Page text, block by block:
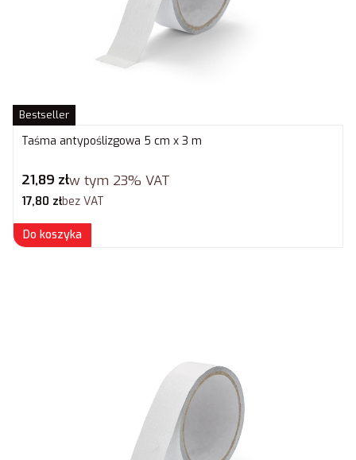
Bestseller
Taśma antypoślizgowa 5 cm x 3 m
Cena brutto
21,89 złw tym 23% VAT
Cena netto
17,80 złbez VAT
Do koszyka